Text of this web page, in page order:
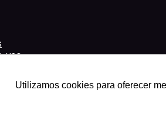
Utilizamos cookies para oferecer
uso
para melhorar sua experiência,